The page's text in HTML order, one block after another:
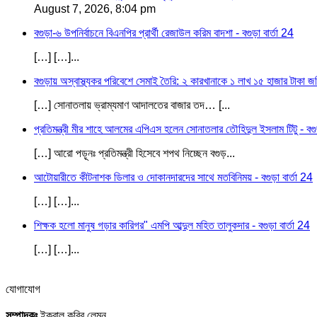
August 7, 2026, 8:04 pm
বগুড়া-৬ উপনির্বাচনে বিএনপির প্রার্থী রেজাউল করিম বাদশা - বগুড়া বার্তা 24
[…] […]...
বগুড়ায় অস্বাস্থ্যকর পরিবেশে সেমাই তৈরি: ২ কারখানাকে ১ লাখ ১৫ হাজার টাকা
[…] সোনাতলায় ভ্রাম্যমাণ আদালতের বাজার তদ… [...
প্রতিমন্ত্রী মীর শাহে আলমের এপিএস হলেন সোনাতলার তৌহিদুল ইসলাম টিটু -
[…] আরো পড়ূনঃ প্রতিমন্ত্রী হিসেবে শপথ নিচ্ছেন বগুড়...
আটোয়ারীতে কীটনাশক ডিলার ও দোকানদারদের সাথে মতবিনিময় - বগুড়া বার্তা 24
[…] […]...
শিক্ষক হলো মানুষ গড়ার কারিগর" এমপি আব্দুল মহিত তালুকদার - বগুড়া বার্তা 24
[…] […]...
যোগাযোগ